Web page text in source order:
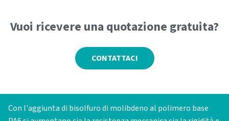
Vuoi ricevere una quotazione gratuita?
CONTATTACI
Con l'aggiunta di bisolfuro di molibdeno al polimero base